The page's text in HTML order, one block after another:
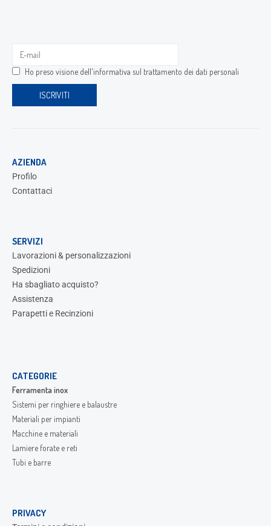
Ho preso visione dell'informativa sul trattamento dei dati personali
AZIENDA
Profilo
Contattaci
SERVIZI
Lavorazioni & personalizzazioni
Spedizioni
Ha sbagliato acquisto?
Assistenza
Parapetti e Recinzioni
CATEGORIE
Ferramenta inox
Sistemi per ringhiere e balaustre
Materiali per impianti
Macchine e materiali
Lamiere forate e reti
Tubi e barre
PRIVACY